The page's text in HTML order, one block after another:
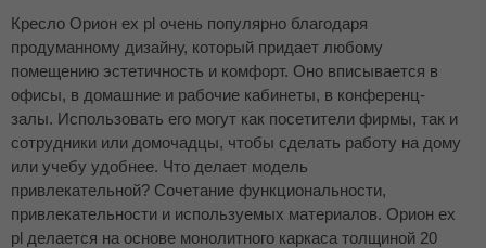
Кресло Орион ех pl очень популярно благодаря
продуманному дизайну, который придает любому
помещению эстетичность и комфорт. Оно вписывается в
офисы, в домашние и рабочие кабинеты, в конференц-
залы. Использовать его могут как посетители фирмы, так и
сотрудники или домочадцы, чтобы сделать работу на дому
или учебу удобнее. Что делает модель
привлекательной? Сочетание функциональности,
привлекательности и используемых материалов. Орион ех
pl делается на основе монолитного каркаса толщиной 20